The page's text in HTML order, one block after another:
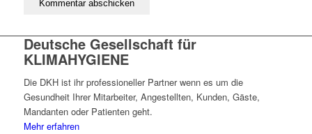
Deutsche Gesellschaft für
KLIMAHYGIENE
Die DKH ist ihr professioneller Partner wenn es um die
Gesundheit Ihrer Mitarbeiter, Angestellten, Kunden, Gäste,
Mandanten oder Patienten geht.
Mehr erfahren